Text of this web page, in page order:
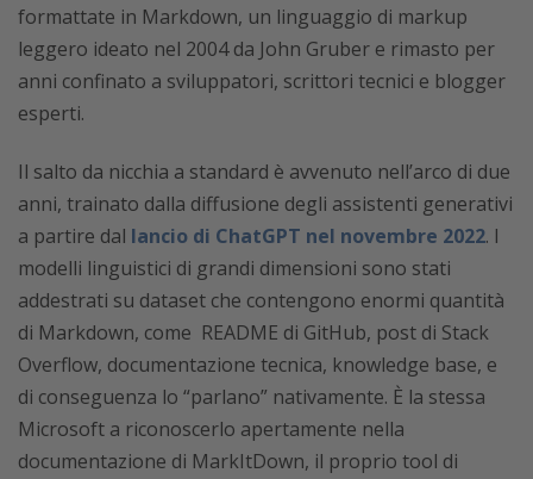
formattate in Markdown, un linguaggio di markup
leggero ideato nel 2004 da John Gruber e rimasto per
anni confinato a sviluppatori, scrittori tecnici e blogger
esperti.
Il salto da nicchia a standard è avvenuto nell’arco di due
anni, trainato dalla diffusione degli assistenti generativi
a partire dal lancio di ChatGPT nel novembre 2022. I
modelli linguistici di grandi dimensioni sono stati
addestrati su dataset che contengono enormi quantità
di Markdown, come README di GitHub, post di Stack
Overflow, documentazione tecnica, knowledge base, e
di conseguenza lo “parlano” nativamente. È la stessa
Microsoft a riconoscerlo apertamente nella
documentazione di MarkItDown, il proprio tool di